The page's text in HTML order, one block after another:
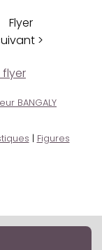
Flyer
>
BANGALY
| Figures